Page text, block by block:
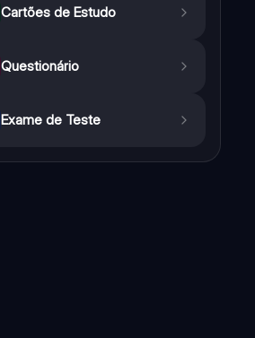
Cartões de Estudo
Questionário
Exame de Teste